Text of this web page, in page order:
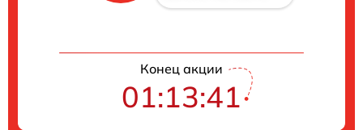
Конец акции
01:13:40